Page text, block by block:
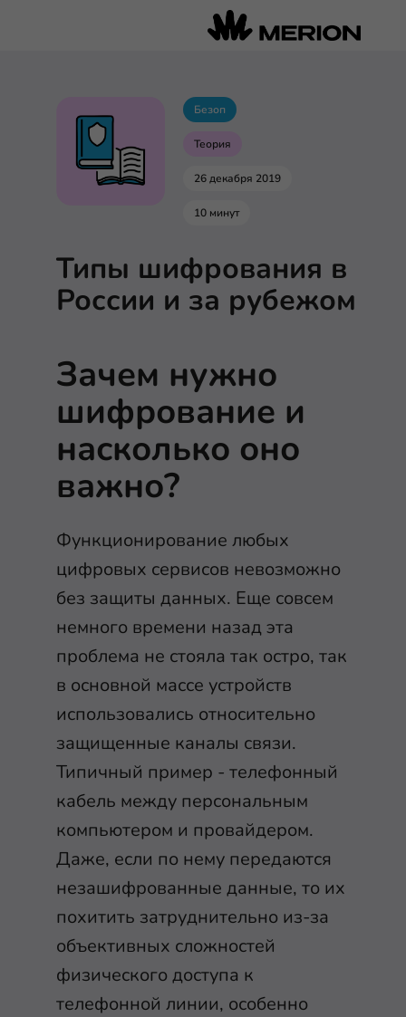
Безоп
Теория
26 декабря 2019
10 минут
Типы шифрования в
России и за рубежом
Зачем нужно
шифрование и
насколько оно
важно?
Функционирование любых
цифровых сервисов невозможно
без защиты данных. Еще совсем
немного времени назад эта
проблема не стояла так остро, так
в основной массе устройств
использовались относительно
защищенные каналы связи.
Типичный пример - телефонный
кабель между персональным
компьютером и провайдером.
Даже, если по нему передаются
незашифрованные данные, то их
похитить затруднительно из-за
объективных сложностей
физического доступа к
телефонной линии, особенно